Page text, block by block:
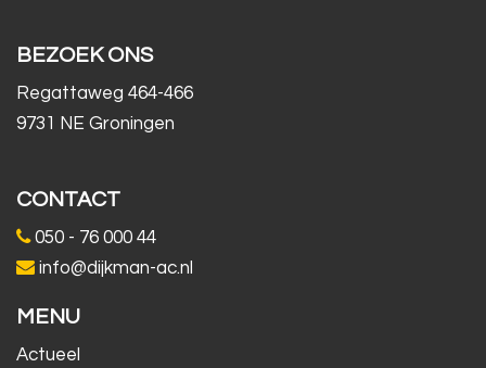
BEZOEK ONS
Regattaweg 464-466
9731 NE Groningen
CONTACT
050 - 76 000 44
info@dijkman-ac.nl
MENU
Actueel